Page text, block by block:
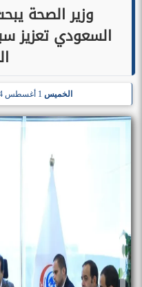
وزير الصحة
السعودي تعزيز
الخميس